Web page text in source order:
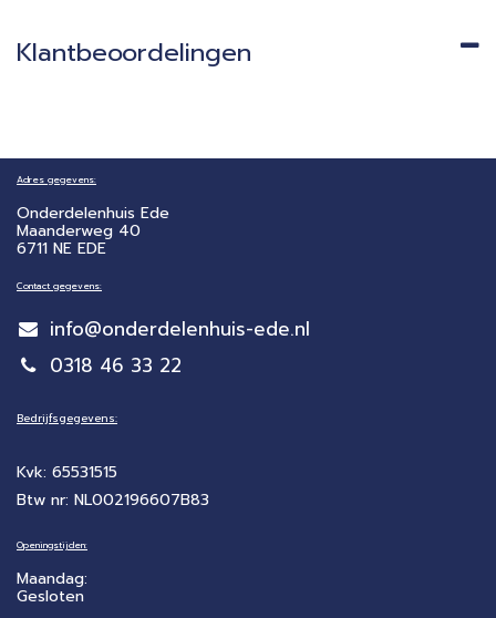
Klantbeoordelingen
Adres gegevens:
Onderdelenhuis Ede
Maanderweg 40
6711 NE EDE
Contact gegevens:
info@onderdelenhuis-ede.nl
0318 46 33 22
Bedrijfsgegevens:
Kvk: 65531515
Btw nr: NL002196607B83
Openingstijden:
Maandag:
Gesloten